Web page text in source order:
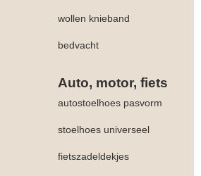
wollen knieband
bedvacht
Auto, motor, fiets
autostoelhoes pasvorm
stoelhoes universeel
fietszadeldekjes